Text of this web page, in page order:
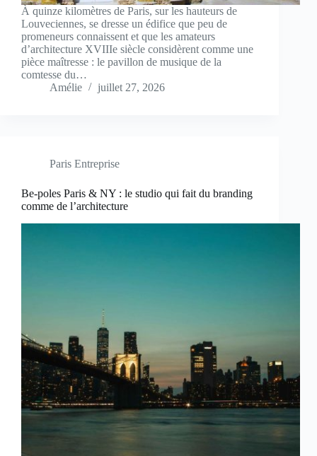
À quinze kilomètres de Paris, sur les hauteurs de
Louveciennes, se dresse un édifice que peu de
promeneurs connaissent et que les amateurs
d’architecture XVIIIe siècle considèrent comme une
pièce maîtresse : le pavillon de musique de la
comtesse du…
Amélie
juillet 27, 2026
Paris Entreprise
Be-poles Paris & NY : le studio qui fait du branding
comme de l’architecture